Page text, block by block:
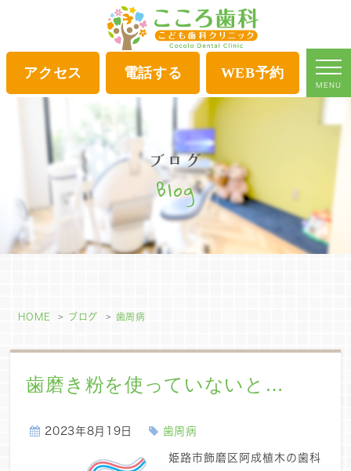
アクセス 電話する WEB予約
MENU
ブログ
Blog
HOME ブログ 歯周病
歯磨き粉を使っていないと…
2023年8月19日 歯周病
姫路市飾磨区阿成植木の歯科